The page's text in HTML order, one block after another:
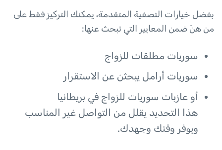
بفضل خيارات التصفية المتقدمة، يمكنك التركيز فقط على
من هنّ ضمن المعايير التي تبحث عنها:
سوريات مطلقات للزواج
سوريات أرامل يبحثن عن الاستقرار
أو عازبات سوريات للزواج في بريطانيا
هذا التحديد يقلل من التواصل غير المناسب
ويوفر وقتك وجهدك.